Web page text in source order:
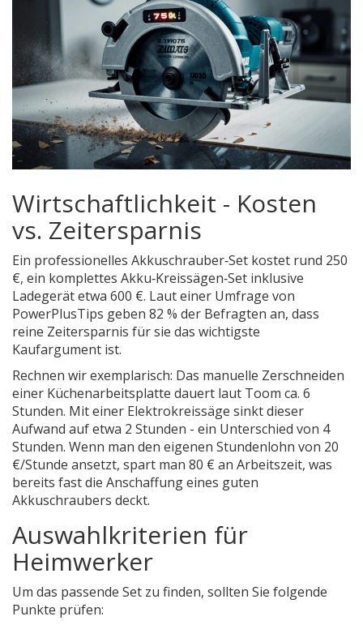
Wirtschaftlichkeit - Kosten
vs. Zeitersparnis
Ein professionelles Akkuschrauber‑Set kostet rund 250
€, ein komplettes Akku‑Kreissägen‑Set inklusive
Ladegerät etwa 600 €. Laut einer Umfrage von
PowerPlusTips geben 82 % der Befragten an, dass
reine Zeitersparnis für sie das wichtigste
Kaufargument ist.
Rechnen wir exemplarisch: Das manuelle Zerschneiden
einer Küchenarbeitsplatte dauert laut Toom ca. 6
Stunden. Mit einer Elektrokreissäge sinkt dieser
Aufwand auf etwa 2 Stunden - ein Unterschied von 4
Stunden. Wenn man den eigenen Stundenlohn von 20
€/Stunde ansetzt, spart man 80 € an Arbeitszeit, was
bereits fast die Anschaffung eines guten
Akkuschraubers deckt.
Auswahlkriterien für
Heimwerker
Um das passende Set zu finden, sollten Sie folgende
Punkte prüfen: